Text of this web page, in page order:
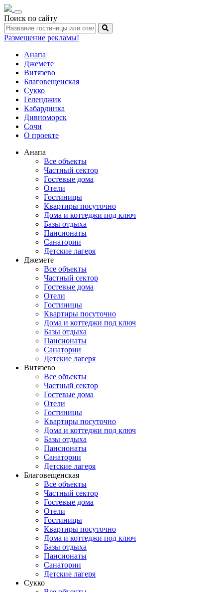
Toggle
navigation
Поиск по сайту
Размещение рекламы!
Анапа
Джемете
Витязево
Благовещенская
Сукко
Геленджик
Кабардинка
Дивноморск
Сочи
О проекте
Анапа
Все объекты
Частный сектор
Гостевые дома
Отели
Гостиницы
Квартиры посуточно
Дома и коттеджи под ключ
Базы отдыха
Пансионаты
Санатории
Детские лагеря
Джемете
Все объекты
Частный сектор
Гостевые дома
Отели
Гостиницы
Квартиры посуточно
Дома и коттеджи под ключ
Базы отдыха
Пансионаты
Санатории
Детские лагеря
Витязево
Все объекты
Частный сектор
Гостевые дома
Отели
Гостиницы
Квартиры посуточно
Дома и коттеджи под ключ
Базы отдыха
Пансионаты
Санатории
Детские лагеря
Благовещенская
Все объекты
Частный сектор
Гостевые дома
Отели
Гостиницы
Квартиры посуточно
Дома и коттеджи под ключ
Базы отдыха
Пансионаты
Санатории
Детские лагеря
Сукко